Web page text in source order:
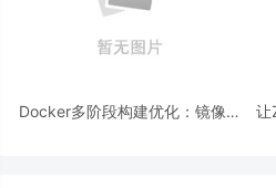
Docker多阶段构建优化：镜像体
让